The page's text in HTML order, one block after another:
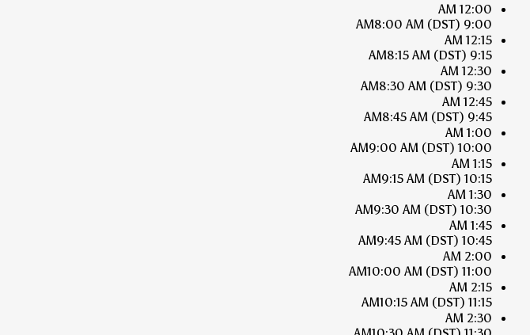
12:00 AM
9:00 AM
8:00 AM (DST)
12:15 AM
9:15 AM
8:15 AM (DST)
12:30 AM
9:30 AM
8:30 AM (DST)
12:45 AM
9:45 AM
8:45 AM (DST)
1:00 AM
10:00 AM
9:00 AM (DST)
1:15 AM
10:15 AM
9:15 AM (DST)
1:30 AM
10:30 AM
9:30 AM (DST)
1:45 AM
10:45 AM
9:45 AM (DST)
2:00 AM
11:00 AM
10:00 AM (DST)
2:15 AM
11:15 AM
10:15 AM (DST)
2:30 AM